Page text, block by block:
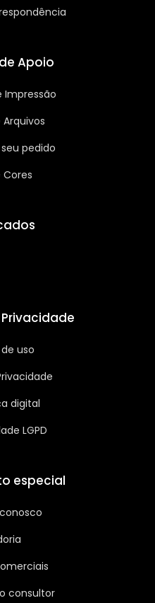
Apoio
Impressão
pedido
Cores
uso
digital
LGPD
especial
consultor